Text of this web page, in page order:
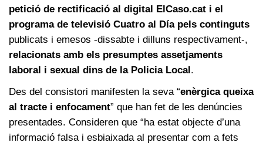
petició de rectificació al digital ElCaso.cat i el
programa de televisió Cuatro al Día pels continguts
publicats i emesos -dissabte i dilluns respectivament-,
relacionats amb els presumptes assetjaments
laboral i sexual dins de la Policia Local.
Des del consistori manifesten la seva “enèrgica queixa
al tracte i enfocament” que han fet de les denúncies
presentades. Consideren que “ha estat objecte d’una
informació falsa i esbiaixada al presentar com a fets